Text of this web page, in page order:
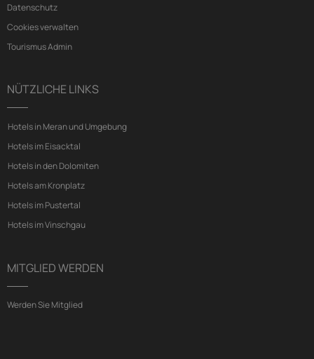
Datenschutz
Cookies verwalten
Tourismus Admin
NÜTZLICHE LINKS
Hotels in Meran und Umgebung
Hotels im Eisacktal
Hotels in den Dolomiten
Hotels am Kronplatz
Hotels im Pustertal
Hotels im Vinschgau
MITGLIED WERDEN
Werden Sie Mitglied